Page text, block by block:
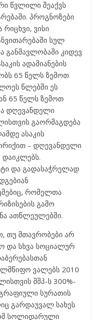
წვლილი შეაქვს
პროგნოზები
ვისი
სულ
განმავლობაში კიდევ
ადამიანების
65 წელს ზემოთ
წლებში ეს
65 წელს ზემოთ
დღევანდელი
გაორმაგდება
ასაკის
– დღევანდელი
და გადასაჭრელად
რომელთა
გამო
ათწლეულებში.
თუ მთავრობები არ
და სხვა სოციალურ
ვალებს 2010
მშპ-ს 300%-
სურათის
გარდაუვალ სახეს
სოლიდარული